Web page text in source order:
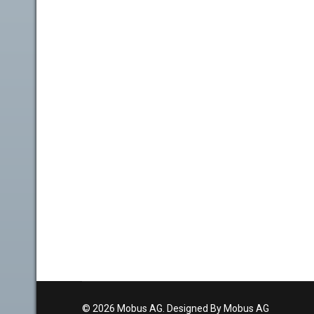
© 2026 Mobus AG. Designed By Mobus AG